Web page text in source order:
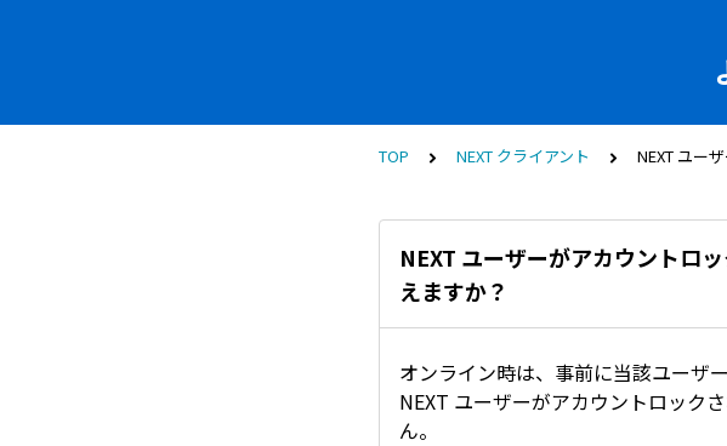
TOP NEXT クライアント NEXT ユー
NEXT ユーザーがアカウントロ
えますか？
オンライン時は、事前に当該ユーザ
NEXT ユーザーがアカウントロック
ん。